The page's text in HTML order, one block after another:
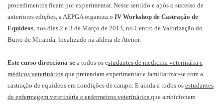
procedimentos ficam por experimentar. Nesse sentido e após o sucesso de
anteriores edições, a AEPGA organiza o IV Workshop de Castração de
Equídeos, nos dias 2 e 3 de Março de 2013, no Centro de Valorização do
Burro de Miranda, localizado na aldeia de Atenor.
Este curso direcciona-se a todos os estudantes de medicina veterinária e
médicos veterinários que pretendam experimentar e familiarizar-se com a
castração de equídeos em condições de campo. E ainda a todos os estudantes
de enfermagem veterinária e enfermeiros veterinários que ambicionem